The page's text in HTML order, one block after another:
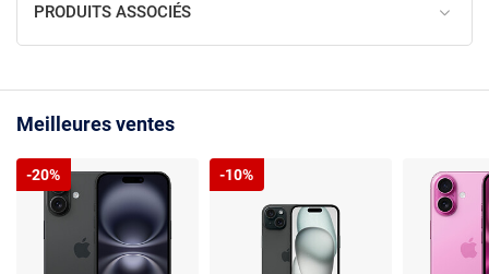
PRODUITS ASSOCIÉS
Meilleures ventes
-20% -10%